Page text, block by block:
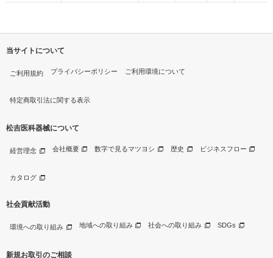
当サイトについて
ご利用規約 プライバシーポリシー ご利用環境について
特定商取引法に関する表示
松吉医科器械について
経営理念 会社概要 数字で見るマツヨシ 歴史 ビジネスフロー
カタログ
社会貢献活動
環境への取り組み 地域への取り組み 社会への取り組み SDGs
新規お取引のご相談